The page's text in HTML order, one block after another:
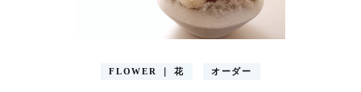
FLOWER ｜ 花 オーダー